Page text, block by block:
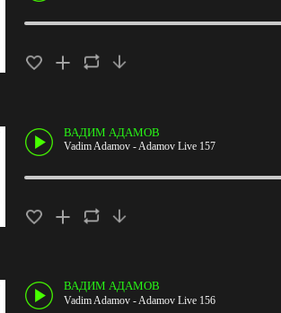
ВАДИМ АДАМОВ
Vadim Adamov - Adamov Live 157
ВАДИМ АДАМОВ
Vadim Adamov - Adamov Live 156